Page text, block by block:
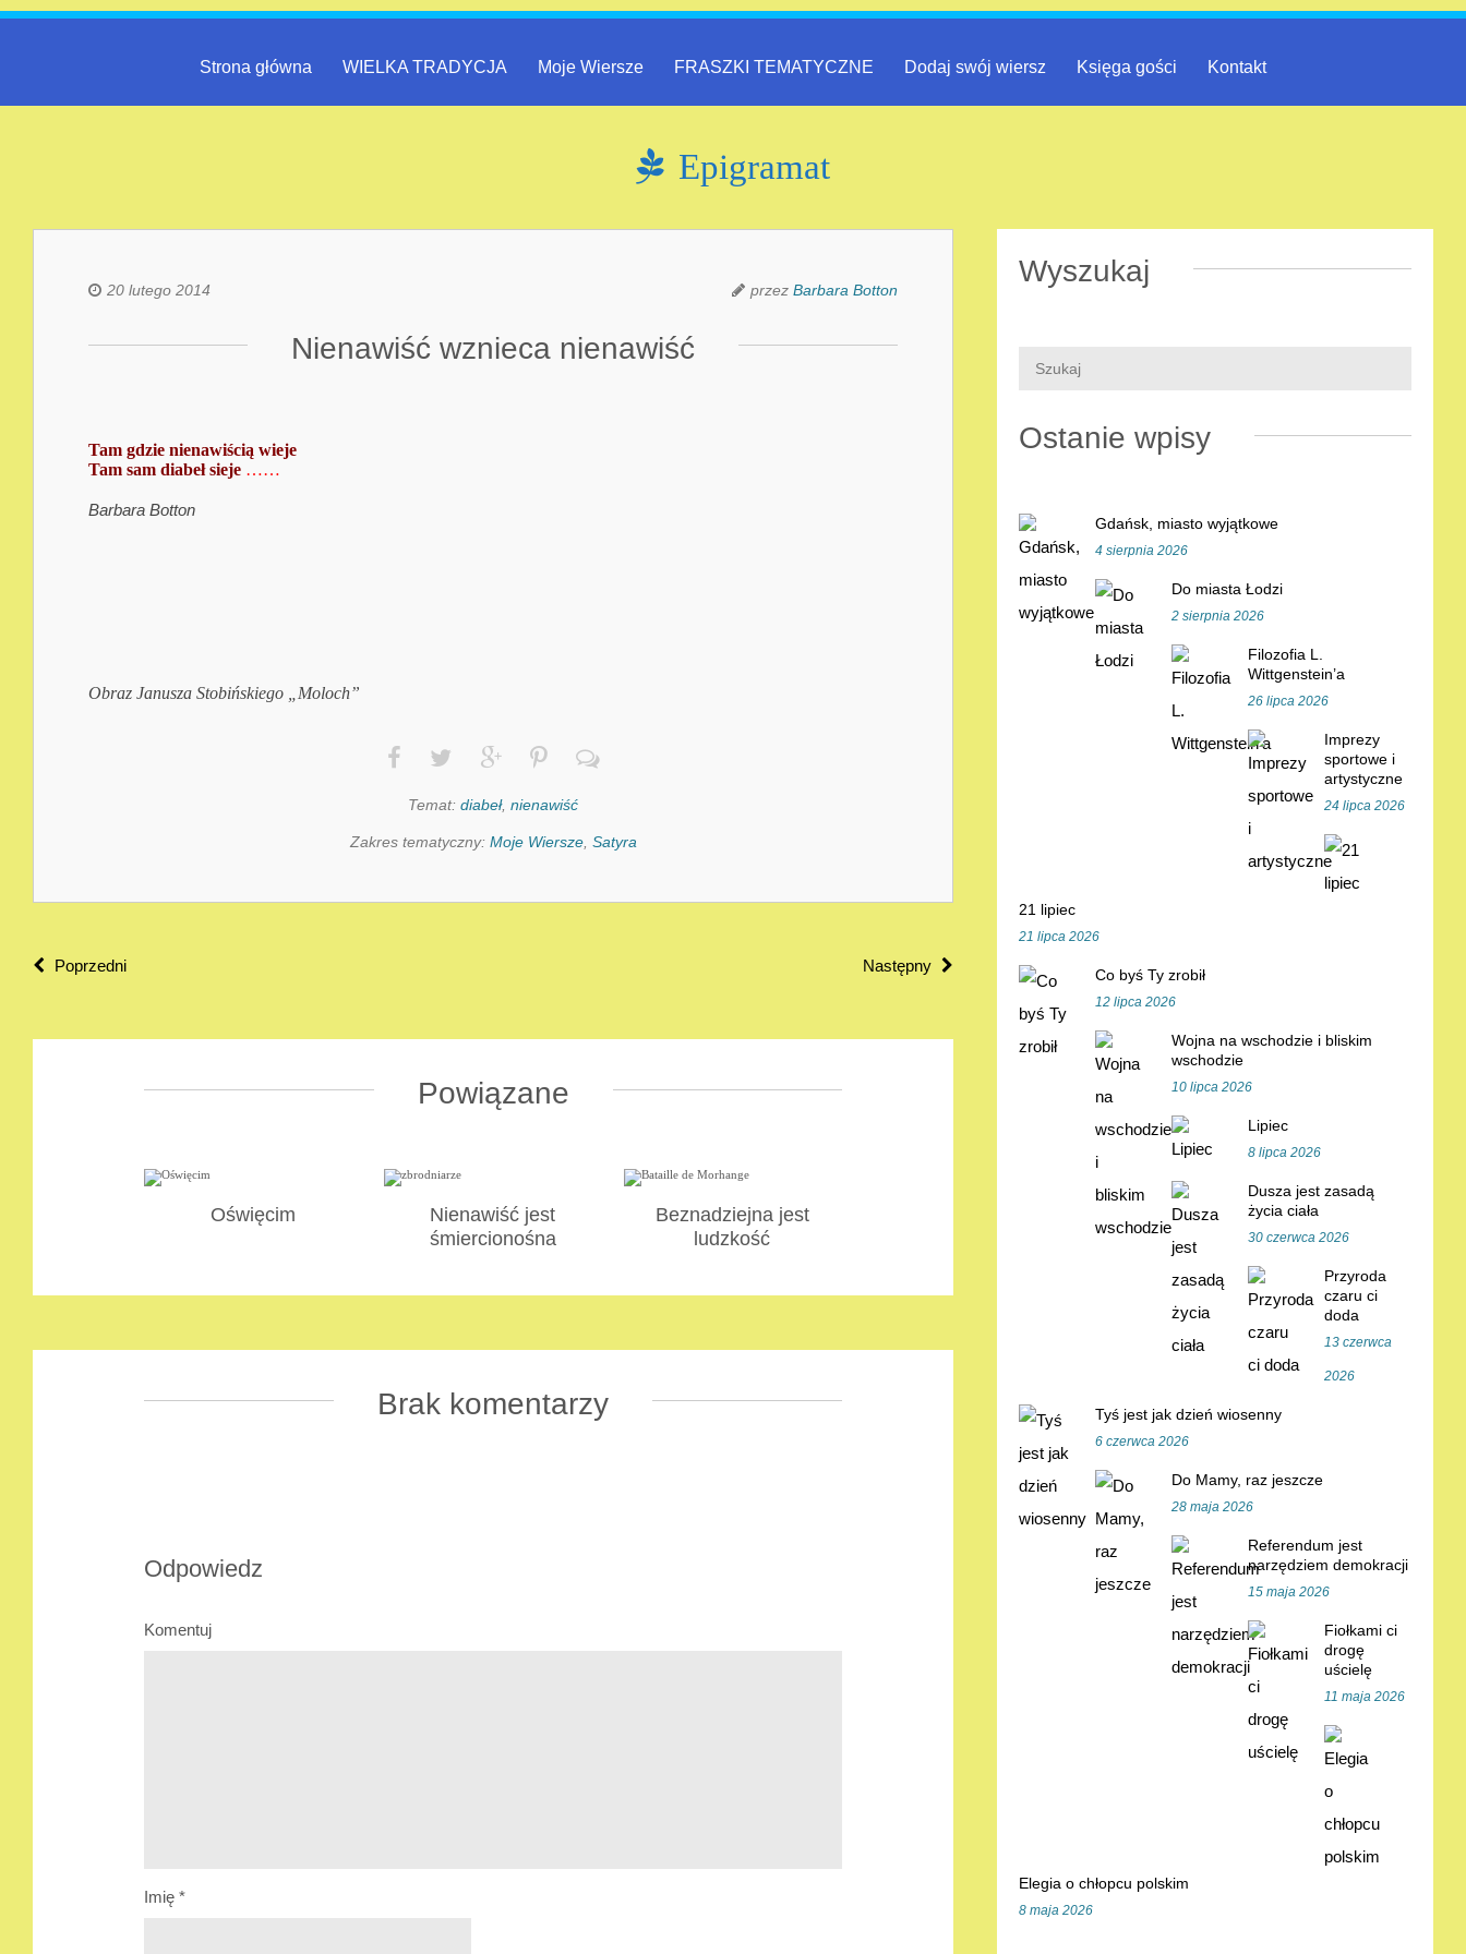
Strona główna WIELKA TRADYCJA Moje Wiersze FRASZKI TEMATYCZNE Dodaj swój wiersz Księga gości Kontakt
Epigramat
20 lutego 2014 przez Barbara Botton
Nienawiść wznieca nienawiść
Tam gdzie nienawiścią wieje
Tam sam diabeł sieje ……
Barbara Botton
Obraz Janusza Stobińskiego „Moloch”
Temat: diabeł, nienawiść
Zakres tematyczny: Moje Wiersze, Satyra
Następny
Poprzedni
Powiązane
Oświęcim
Nienawiść jest
śmiercionośna
Beznadziejna jest
ludzkość
Brak komentarzy
Odpowiedz
Komentuj
Imię *
Wyszukaj
Ostanie wpisy
Gdańsk, miasto wyjątkowe
4 sierpnia 2026
Do miasta Łodzi
2 sierpnia 2026
Filozofia L.
Wittgenstein’a
26 lipca 2026
Imprezy
sportowe i
artystyczne
24 lipca 2026
21 lipiec
21 lipca 2026
Co byś Ty zrobił
12 lipca 2026
Wojna na wschodzie i bliskim
wschodzie
10 lipca 2026
Lipiec
8 lipca 2026
Dusza jest zasadą
życia ciała
30 czerwca 2026
Przyroda
czaru ci
doda
13 czerwca
2026
Tyś jest jak dzień wiosenny
6 czerwca 2026
Do Mamy, raz jeszcze
28 maja 2026
Referendum jest
narzędziem demokracji
15 maja 2026
Fiołkami ci
drogę
uścielę
11 maja 2026
Elegia o chłopcu polskim
8 maja 2026